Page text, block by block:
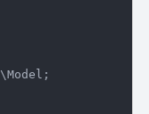
\Model ;